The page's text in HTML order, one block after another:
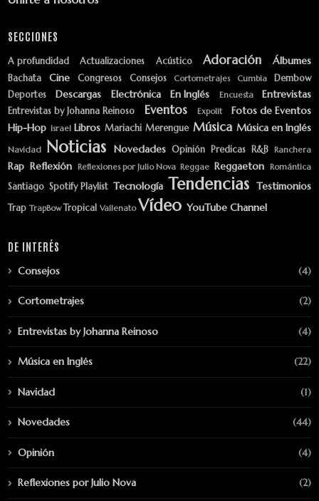
SECCIONES
A profundidad Actualizaciones Acústico Adoración Álbumes
Bachata Cine Congresos Consejos Cortometrajes Cumbia
Dembow
Deportes
Descargas Electrónica En Inglés Encuesta Entrevistas
Entrevistas by Johanna Reinoso Eventos Expolit
Fotos de Eventos
Hip-Hop Israel Libros Mariachi Merengue Música Música en Inglés
Navidad Noticias Novedades Opinión Predicas R&B Ranchera
Rap Reflexión Reflexiones por Julio Nova Reggae Reggaeton Romántica
Santiago Spotify Playlist Tecnología Tendencias Testimonios
Trap TrapBow Tropical Vallenato Vídeo YouTube Channel
DE INTERÉS
Consejos (4)
Cortometrajes (2)
Entrevistas by Johanna Reinoso (4)
Música en Inglés (22)
Navidad (1)
Novedades (44)
Opinión (4)
Reflexiones por Julio Nova (2)